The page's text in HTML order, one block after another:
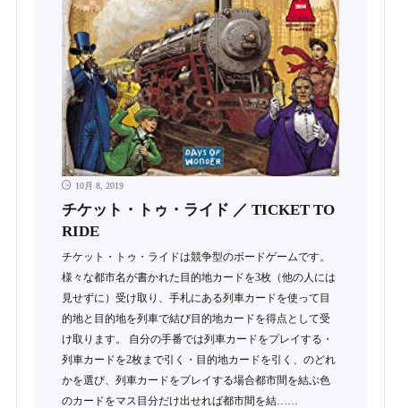
10月 8, 2019
チケット・トゥ・ライド ／ TICKET TO
RIDE
チケット・トゥ・ライドは競争型のボードゲームです。
様々な都市名が書かれた目的地カードを3枚（他の人には
見せずに）受け取り、手札にある列車カードを使って目
的地と目的地を列車で結び目的地カードを得点として受
け取ります。 自分の手番では列車カードをプレイする・
列車カードを2枚まで引く・目的地カードを引く、のどれ
かを選び、列車カードをプレイする場合都市間を結ぶ色
のカードをマス目分だけ出せれば都市間を結……